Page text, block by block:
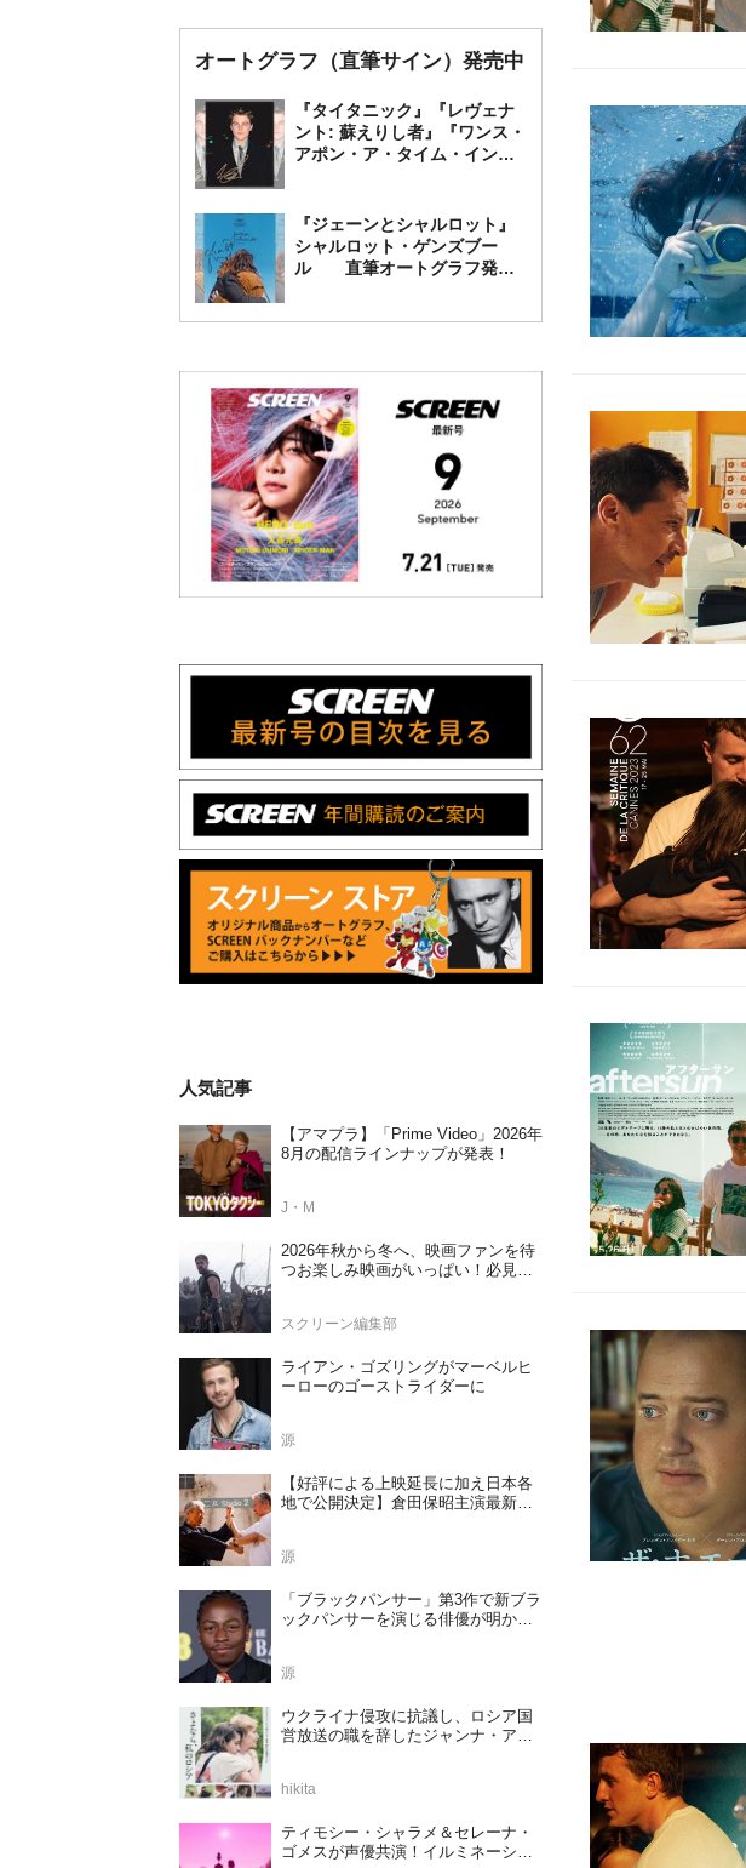
オートグラフ（直筆サイン）発売中
『タイタニック』『レヴェナ
ント: 蘇えりし者』『ワンス・
アポン・ア・タイム・イン・
フ発売中
『ジェーンとシャルロット』
シャルロット・ゲンズブー
ル 直筆オートグラフ発売
人気記事
【アマプラ】「Prime Video」2026年
8月の配信ラインナップが発表！
J・M
2026年秋から冬へ、映画ファンを待
つお楽しみ映画がいっぱい！必見の
スクリーン編集部
ライアン・ゴズリングがマーベルヒ
ーローのゴーストライダーに
源
【好評による上映延長に加え日本各
地で公開決定】倉田保昭主演最新作
源
「ブラックパンサー」第3作で新ブラ
ックパンサーを演じる俳優が明かさ
源
ウクライナ侵攻に抗議し、ロシア国
営放送の職を辞したジャンナ・アガ
決定
hikita
ティモシー・シャラメ＆セレーナ・
ゴメスが声優共演！イルミネーショ